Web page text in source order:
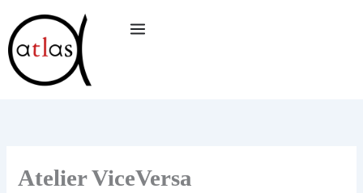
au
contenu
Atelier ViceVersa